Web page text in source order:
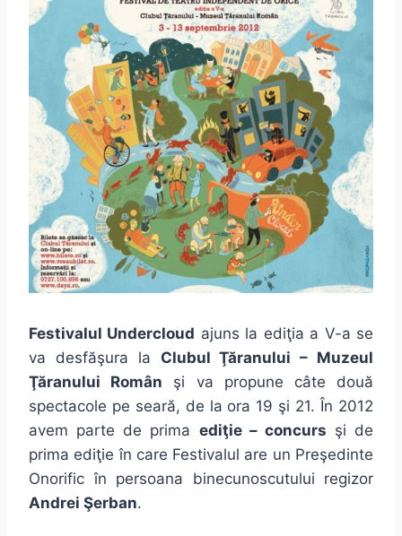
Festivalul Undercloud ajuns la ediţia a V-a se
va desfăşura la Clubul Ţăranului – Muzeul
Ţăranului Român şi va propune câte două
spectacole pe seară, de la ora 19 şi 21. În 2012
avem parte de prima ediţie – concurs şi de
prima ediţie în care Festivalul are un Preşedinte
Onorific în persoana binecunoscutului regizor
Andrei Şerban.